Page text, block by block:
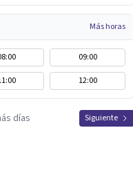
Más horas
09:00
12:00
días Siguiente